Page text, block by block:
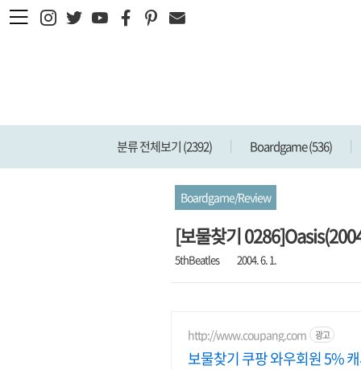
본문 바로가기
분류 전체보기(2392) Boardgame(536)
Boardgame/Review
[보물찾기
5thBeatles 2004. 6. 1.
http://www.coupang.com 광고
보물찾기 쿠팡 와우회원 5%